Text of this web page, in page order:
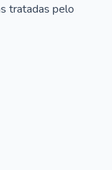
tratadas pelo